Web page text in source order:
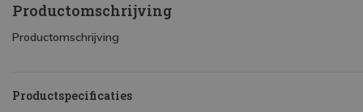
Productomschrijving
Productomschrijving
Productspecificaties